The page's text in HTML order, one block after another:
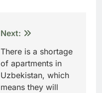
Next:
There is a shortage
of apartments in
Uzbekistan, which
means they will